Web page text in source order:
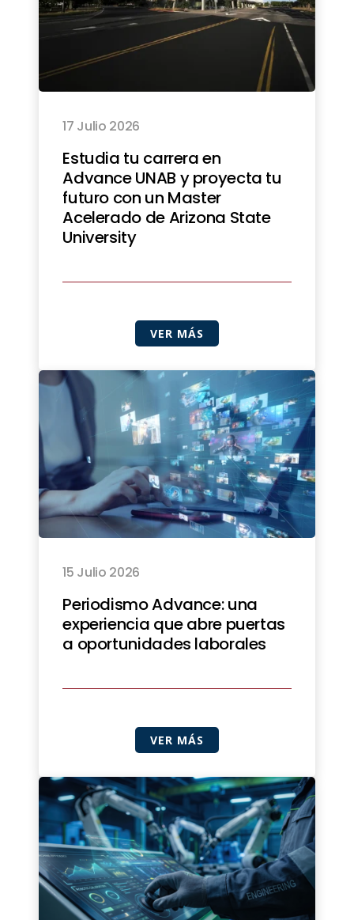
17 Julio 2026
Estudia tu carrera en
Advance UNAB y proyecta tu
futuro con un Master
Acelerado de Arizona State
University
VER MÁS
15 Julio 2026
Periodismo Advance: una
experiencia que abre puertas
a oportunidades laborales
VER MÁS